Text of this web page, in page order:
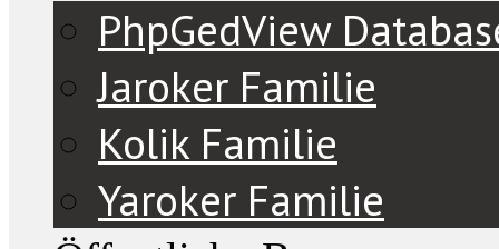
PhpGedView
Jaroker Familie
Kolik Familie
Yaroker Familie